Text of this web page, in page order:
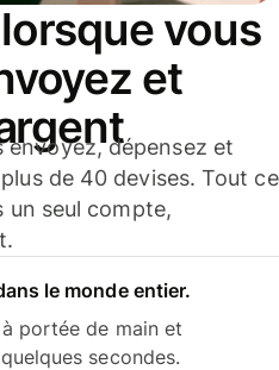
vous
et
envoyez, dépensez et
de 40 devises. Tout ce
un seul compte,
le monde entier.
portée de main et
secondes.